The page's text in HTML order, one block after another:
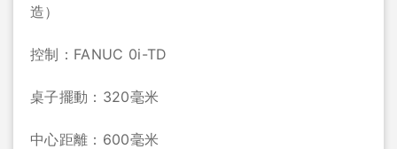
造）
控制：FANUC 0i-TD
桌子擺動：320毫米
中心距離：600毫米